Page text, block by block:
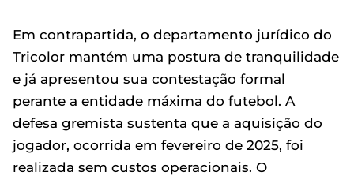
Em contrapartida, o departamento jurídico do
Tricolor mantém uma postura de tranquilidade
e já apresentou sua contestação formal
perante a entidade máxima do futebol. A
defesa gremista sustenta que a aquisição do
jogador, ocorrida em fevereiro de 2025, foi
realizada sem custos operacionais. O